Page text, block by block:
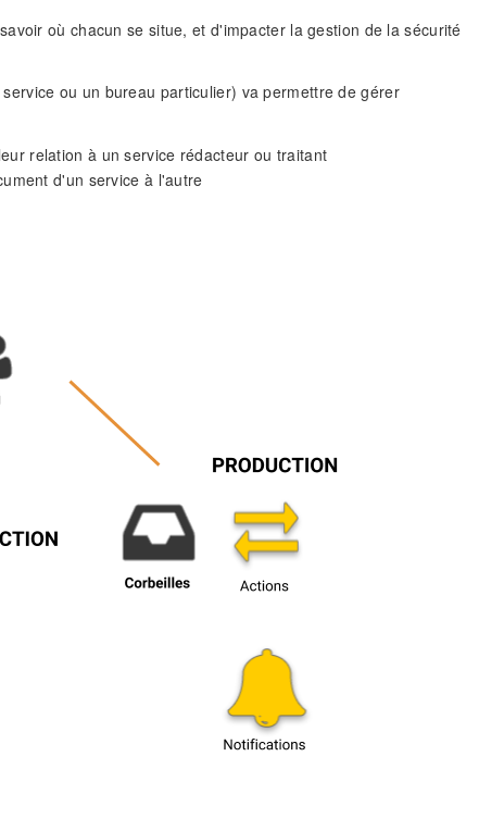
où chacun se situe, et d'impacter la gestion de la sécurité
ou un bureau particulier) va permettre de gérer
relation à un service rédacteur ou traitant
d'un service à l'autre